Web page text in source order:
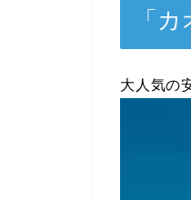
「
大人気の